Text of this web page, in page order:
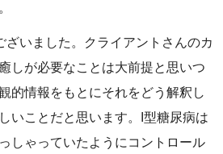
ざいました。クライアントさんのカ
しが必要なことは大前提と思いつ
的情報をもとにそれをどう解釈し
いことだと思います。I型糖尿病は
しゃっていたようにコントロール